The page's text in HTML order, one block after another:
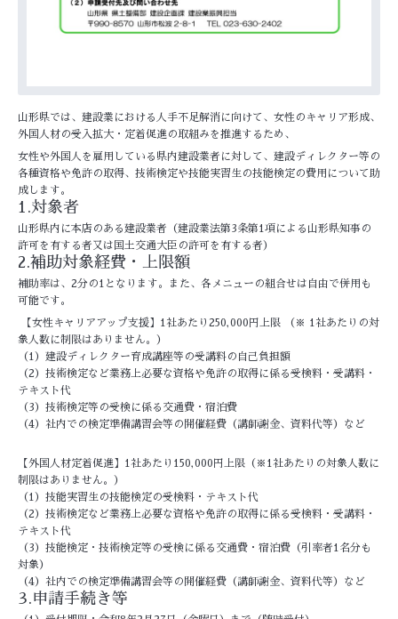
山形県では、建設業における人手不足解消に向けて、女性のキャリア形成、
外国人材の受入拡大・定着促進の取組みを推進するため、
女性や外国人を雇用している県内建設業者に対して、建設ディレクター等の
各種資格や免許の取得、技術検定や技能実習生の技能検定の費用について助
成します。
1.対象者
山形県内に本店のある建設業者（建設業法第3条第1項による山形県知事の
許可を有する者又は国土交通大臣の許可を有する者）
2.補助対象経費・上限額
補助率は、2分の1となります。また、各メニューの組合せは自由で併用も
可能です。
【女性キャリアアップ支援】1社あたり250,000円上限 （※ 1社あたりの対
象人数に制限はありません。）
（1）建設ディレクター育成講座等の受講料の自己負担額
（2）技術検定など業務上必要な資格や免許の取得に係る受検料・受講料・
テキスト代
（3）技術検定等の受検に係る交通費・宿泊費
（4）社内での検定準備講習会等の開催経費（講師謝金、資料代等）など
【外国人材定着促進】1社あたり150,000円上限（※1社あたりの対象人数に
制限はありません。）
（1）技能実習生の技能検定の受検料・テキスト代
（2）技術検定など業務上必要な資格や免許の取得に係る受検料・受講料・
テキスト代
（3）技能検定・技術検定等の受検に係る交通費・宿泊費（引率者1名分も
対象）
（4）社内での検定準備講習会等の開催経費（講師謝金、資料代等）など
3.申請手続き等